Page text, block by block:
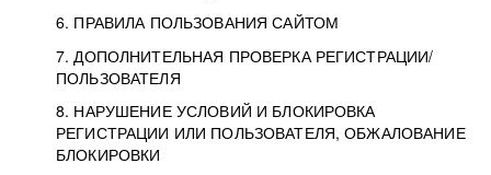
6. ПРАВИЛА ПОЛЬЗОВАНИЯ САЙТОМ
7. ДОПОЛНИТЕЛЬНАЯ ПРОВЕРКА РЕГИСТРАЦИИ/
ПОЛЬЗОВАТЕЛЯ
8. НАРУШЕНИЕ УСЛОВИЙ И БЛОКИРОВКА
РЕГИСТРАЦИИ ИЛИ ПОЛЬЗОВАТЕЛЯ, ОБЖАЛОВАНИЕ
БЛОКИРОВКИ